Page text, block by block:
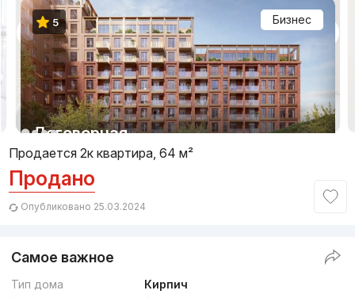
Бизнес
Договорная
5
Сдача 1кв 2028
ЖК «Saadiyat»
1/8
Продается 2к квартира, 64 м²
Продано
Опубликовано 25.03.2024
Самое важное
Тип дома
Кирпич